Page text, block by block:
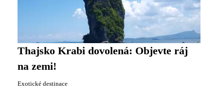
Thajsko Krabi dovolená: Objevte ráj
na zemi!
Exotické destinace